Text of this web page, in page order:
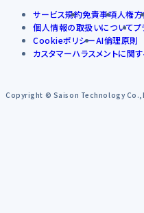
サービス規約免責事項人権
個人情報の取扱いについてプ
CookieポリシーAI倫理原則
カスタマーハラスメントに関
Copyright © Saison Technology